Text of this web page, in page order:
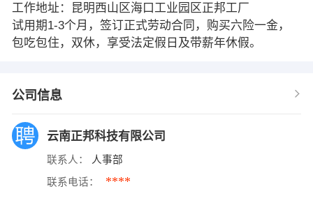
工作地址：昆明西山区海口工业园区正邦工厂
试用期1-3个月，签订正式劳动合同，购买六险一金，
包吃包住，双休，享受法定假日及带薪年休假。
公司信息
云南正邦科技有限公司
联系人： 人事部
联系电话： ****